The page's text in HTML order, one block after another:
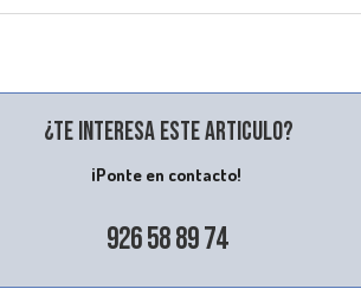
¿Te interesa este articulo?
¡Ponte en contacto!
926 58 89 74